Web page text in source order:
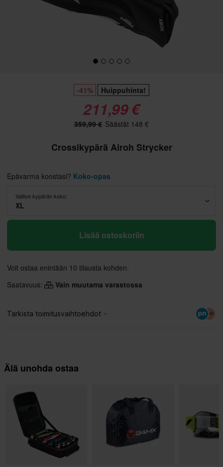
-41% Huippuhinta!
211,99 €
359,99 € Säästät 148 €
Crossikypärä Airoh Strycker
Epävarma koostasi? Koko-opas
Valitse kypärän koko:
XL
Lisää ostoskoriin
Voit ostaa enintään 10 tilausta kohden.
Saatavuus:
Vain muutama varastossa
Älä unohda ostaa